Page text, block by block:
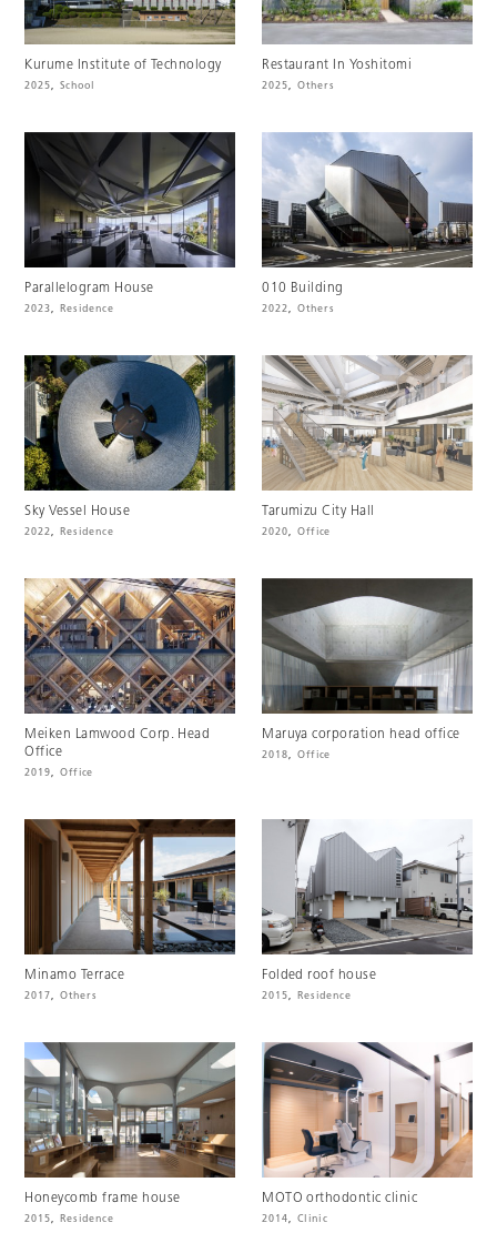
Kurume Institute of Technology
2025, School
Restaurant In Yoshitomi
2025, Others
Parallelogram House
2023, Residence
010 Building
2022, Others
Sky Vessel House
2022, Residence
Tarumizu City Hall
2020, Office
Meiken Lamwood Corp. Head
Office
2019, Office
Maruya corporation head office
2018, Office
Minamo Terrace
2017, Others
Folded roof house
2015, Residence
Honeycomb frame house
2015, Residence
MOTO orthodontic clinic
2014, Clinic